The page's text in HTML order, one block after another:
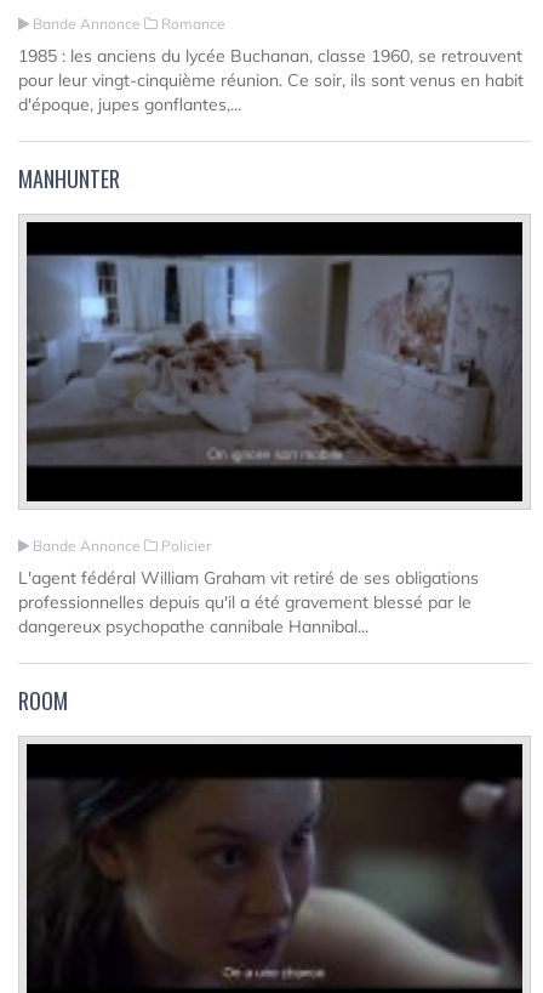
Bande Annonce Romance
1985 : les anciens du lycée Buchanan, classe 1960, se retrouvent
pour leur vingt-cinquième réunion. Ce soir, ils sont venus en habit
d'époque, jupes gonflantes,...
MANHUNTER
Bande Annonce Policier
L'agent fédéral William Graham vit retiré de ses obligations
professionnelles depuis qu'il a été gravement blessé par le
dangereux psychopathe cannibale Hannibal...
ROOM